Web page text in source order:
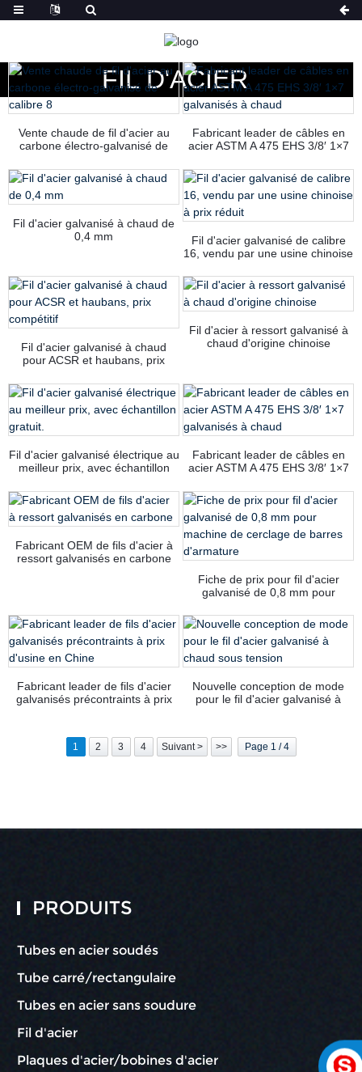
PRODUITS
FIL D'ACIER
Vente chaude de fil d'acier au
carbone électro-galvanisé de
Fabricant leader de câbles en
acier ASTM A 475 EHS 3/8′ 1×7
Fil d'acier galvanisé à chaud de
0,4 mm
Fil d'acier galvanisé de calibre
16, vendu par une usine chinoise
Fil d'acier galvanisé à chaud
pour ACSR et haubans, prix
Fil d'acier à ressort galvanisé à
chaud d'origine chinoise
Fil d'acier galvanisé électrique au
meilleur prix, avec échantillon
Fabricant leader de câbles en
acier ASTM A 475 EHS 3/8′ 1×7
Fabricant OEM de fils d'acier à
ressort galvanisés en carbone
Fiche de prix pour fil d'acier
galvanisé de 0,8 mm pour
d'armature
Fabricant leader de fils d'acier
galvanisés précontraints à prix
Nouvelle conception de mode
pour le fil d'acier galvanisé à
1 2 3 4 Suivant > >> Page 1 / 4
PRODUITS
Tubes en acier soudés
Tube carré/rectangulaire
Tubes en acier sans soudure
Fil d'acier
Plaques d'acier/bobines d'acier